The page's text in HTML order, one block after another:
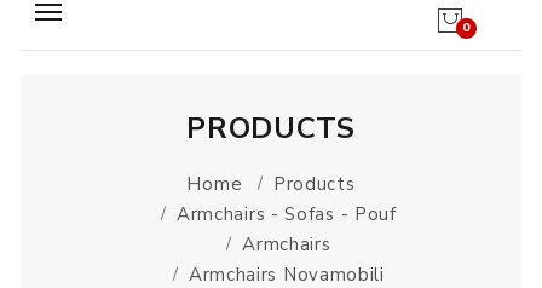
0
PRODUCTS
Home
Products
Armchairs - Sofas - Pouf
Armchairs
Armchairs Novamobili